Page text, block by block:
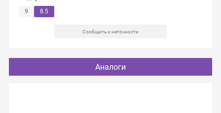
9 8.5
Сообщить о неточности
Аналоги